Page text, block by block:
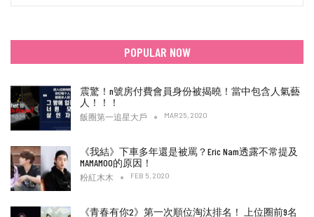
POPULAR NOW
震驚！n號房付費會員身份被揭曉！當中包含人氣藝
人！！！
飯圈第一追星大戶 MAR 25, 2020
《我結》下車多年還是被罵？Eric Nam透露不常提及
MAMAMOO的原因！
粉紅木木 FEB 5, 2020
《青春有你2》第一次順位淘汰排名！ 上位圈前9名